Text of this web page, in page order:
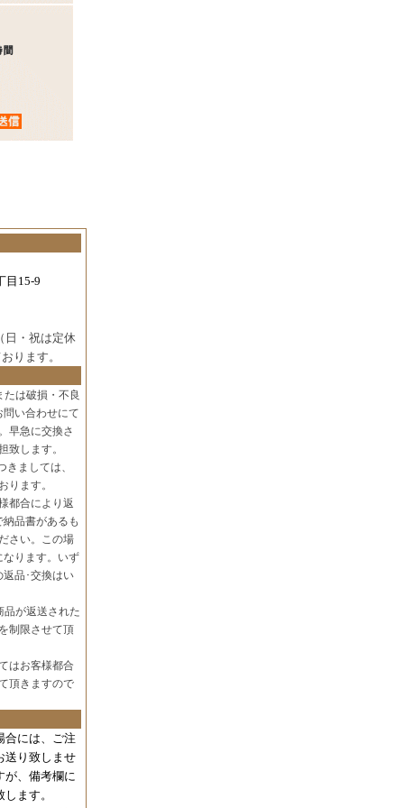
15-9
日・祝は定休
ります。
は破損・不良
い合わせにて
早急に交換さ
致します。
ましては、
ります。
都合により返
品書があるも
さい。この場
なります。いず
品･交換はい
品が返送された
制限させて頂
はお客様都合
頂きますので
には、 ご注
送り致しませ
が、備考欄に
ます。